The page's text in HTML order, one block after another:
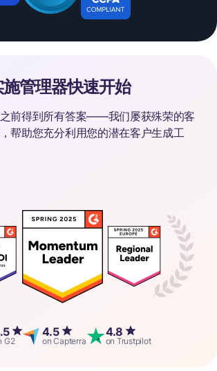
管理器快速开始
前得到所有答案——我们屡获殊荣的客
帮助您充分利用您的潜在客户生成工
G2
4.5
on Capterra
4.8
on Trustpilot